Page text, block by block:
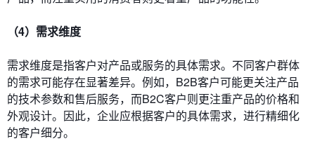
（4）需求维度
需求维度是指客户对产品或服务的具体需求。不同客户群体
的需求可能存在显著差异。例如，B2B客户可能更关注产品
的技术参数和售后服务，而B2C客户则更注重产品的价格和
外观设计。因此，企业应根据客户的具体需求，进行精细化
的客户细分。